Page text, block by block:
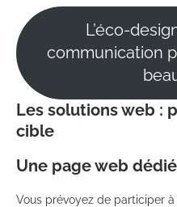
L’éco-
communication
Les solutions web :
cible
Une page web
Vous prévoyez de participer